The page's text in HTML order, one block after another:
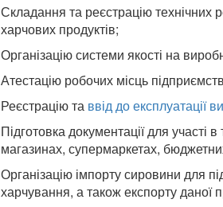
Складання та реєстрацію технічних
харчових продуктів;
Організацію системи якості на
Атестацію робочих місць
Реєстрацію та ввід до експлуатації
Підготовка документації для участі
магазинах, супермаркетах,
Організацію імпорту сировини для
харчування, а також експорту даної